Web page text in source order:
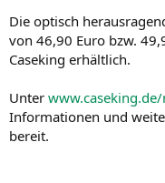
Die optisch
von 46,90 Euro bzw.
Caseking erhältlich.
Unter
Informationen und
bereit.